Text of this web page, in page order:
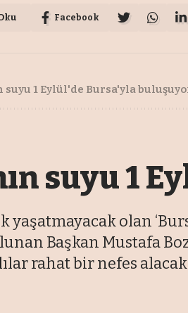
Facebook
suyu 1 Eylül'de Bursa'yla
suyu 1
yaşatmayacak olan
Başkan Mustafa
rahat bir nefes